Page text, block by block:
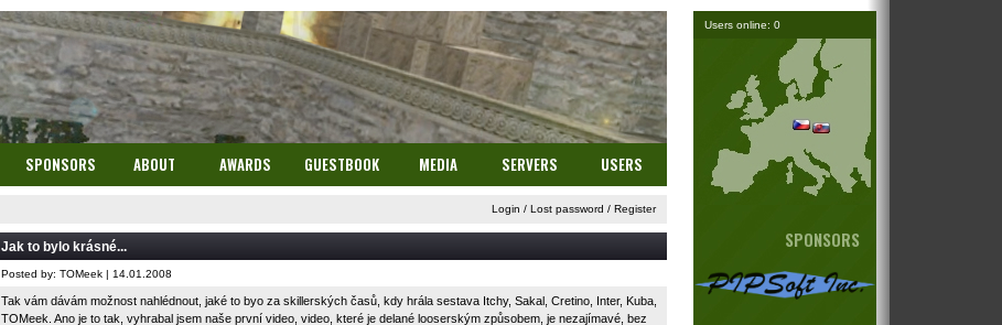
SPONSORS ABOUT AWARDS GUESTBOOK MEDIA SERVERS USERS
Login / Lost password / Register
Jak to bylo krásné...
Posted by: TOMeek | 14.01.2008
Tak vám dávám možnost nahlédnout, jaké to byo za skillerských časů, kdy hrála sestava Itchy, Sakal, Cretino, Inter, Kuba,
TOMeek. Ano je to tak, vyhrabal jsem naše první video, video, které je delané looserským způsobem, je nezajímavé, bez
Users online: 0
SPONSORS